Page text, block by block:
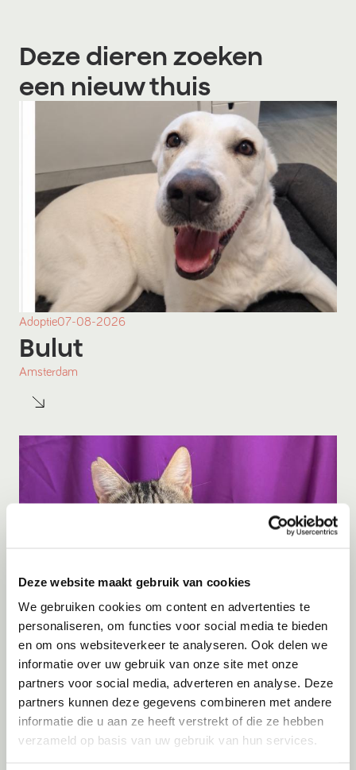
Deze website maakt gebruik van cookies
We gebruiken cookies om content en advertenties te
personaliseren, om functies voor social media te bieden
en om ons websiteverkeer te analyseren. Ook delen we
informatie over uw gebruik van onze site met onze
partners voor social media, adverteren en analyse. Deze
partners kunnen deze gegevens combineren met andere
informatie die u aan ze heeft verstrekt of die ze hebben
verzameld op basis van uw gebruik van hun services.
Deze dieren zoeken
een nieuw thuis
Adoptie07-08-2026
Bulut
Amsterdam
Adoptie 06-08-2026
Julian
Cyprus